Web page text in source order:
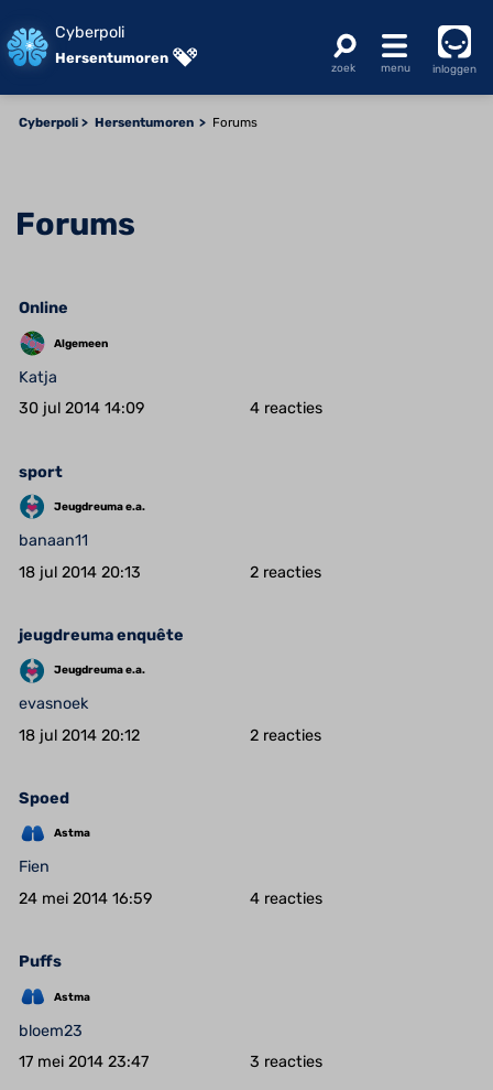
Cyberpoli
Hersentumoren
inloggen
Cyberpoli Hersentumoren Forums
Forums
Algemeen
Online
Katja
30 jul 2014 14:09
4
Jeugdreuma e.a.
sport
banaan11
18 jul 2014 20:13
2
Jeugdreuma e.a.
jeugdreuma enquête
evasnoek
18 jul 2014 20:12
2
Astma
Spoed
Fien
24 mei 2014 16:59
4
Astma
Puffs
bloem23
17 mei 2014 23:47
3